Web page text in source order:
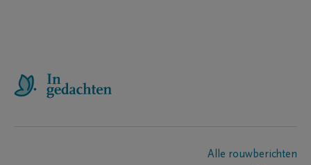
Alle rouwberichten